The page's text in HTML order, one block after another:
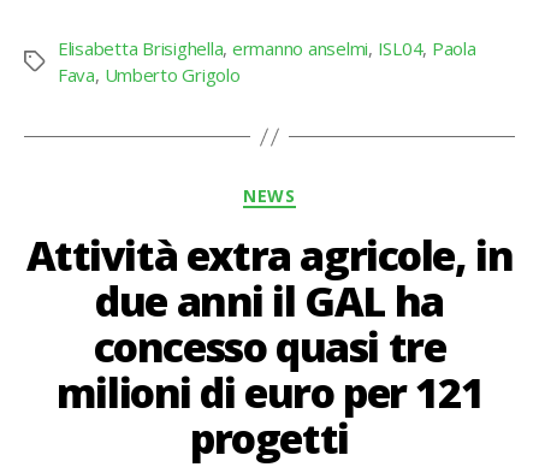
Tag
Elisabetta Brisighella, ermanno anselmi, ISL04, Paola
Fava, Umberto Grigolo
Categorie
NEWS
Attività extra agricole, in
due anni il GAL ha
concesso quasi tre
milioni di euro per 121
progetti